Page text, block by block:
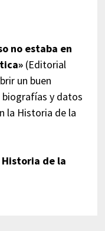
no estaba en
(Editorial
un buen
biografías y datos
la Historia de la
Historia de la